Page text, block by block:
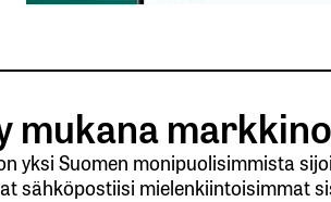
mukana
yksi Suomen monipuolisimmista
sähköpostiisi mielenkiintoisimmat